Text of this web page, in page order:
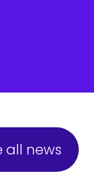
all news